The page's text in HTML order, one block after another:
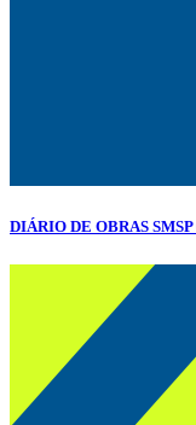
DIÁRIO DE OBRAS